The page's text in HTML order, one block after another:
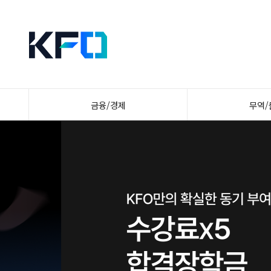
금융/경제 무역/